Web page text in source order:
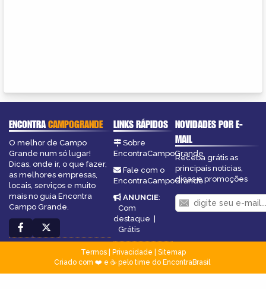
ENCONTRACAMPOGRANDE
O melhor de Campo
Grande num só lugar!
Dicas, onde ir, o que fazer,
as melhores empresas,
locais, serviços e muito
mais no guia Encontra
Campo Grande.
LINKS RÁPIDOS
Sobre
EncontraCampoGrande
Fale com o
EncontraCampoGrande
ANUNCIE:
Com
destaque |
Grátis
NOVIDADES POR E-
MAIL
Receba grátis as
principais notícias,
dicas e promoções
Termos| Privacidade
Sitemap
Criado com ❤️ e ☕ pelo time do EncontraBrasil